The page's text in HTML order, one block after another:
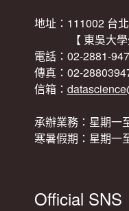
地址：111002 台
【 東吳大
電話：02-2881-
傳真：02-
信箱：
承辦業務：星期一
寒暑假期：星期一
Official SNS